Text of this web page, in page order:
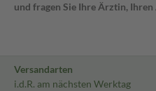
und fragen Sie Ihre Ärztin,
Versandarten
i.d.R. am nächsten Werktag